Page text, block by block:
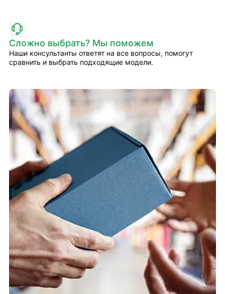
Сложно выбрать? Мы поможем
Наши консультанты ответят на все вопросы, помогут
сравнить и выбрать подходящие модели.